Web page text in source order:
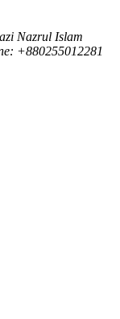
Nazrul Islam
+880255012281